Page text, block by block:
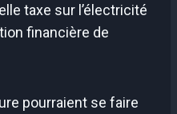
taxe sur l’électricité
financière de
pourraient se faire